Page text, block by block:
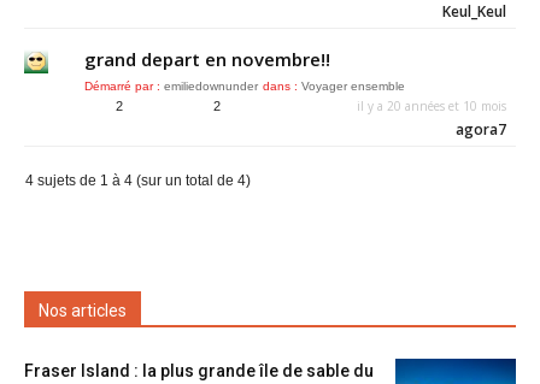
Keul_Keul
grand depart en novembre!!
Démarré par : emiliedownunder dans : Voyager ensemble
2 2 il y a 20 années et 10 mois
agora7
4 sujets de 1 à 4 (sur un total de 4)
Nos articles
Fraser Island : la plus grande île de sable du